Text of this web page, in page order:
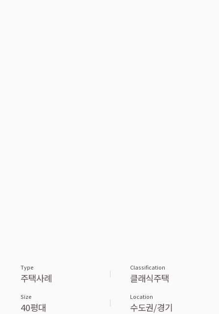
Type
주택사례
Classification
클래식주택
Size
40평대
Location
수도권/경기